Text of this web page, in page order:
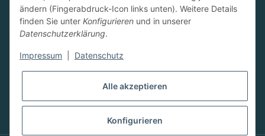
Abonnieren
ändern (Fingerabdruck-Icon links unten). Weitere Details
finden Sie unter Konfigurieren und in unserer
Datenschutzerklärung.
Impressum Datenschutz
Alle akzeptieren
Konfigurieren